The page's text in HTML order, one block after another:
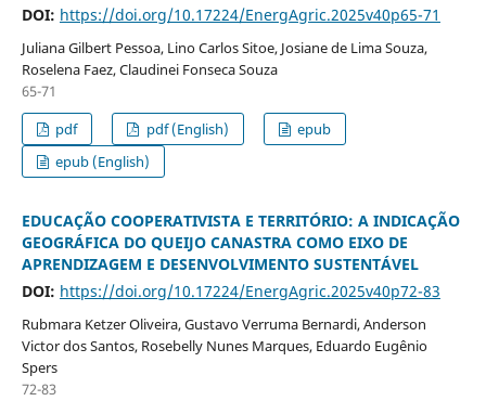
DOI: https://doi.org/10.17224/EnergAgric.2025v40p65-71
Juliana Gilbert Pessoa, Lino Carlos Sitoe, Josiane de Lima Souza,
Roselena Faez, Claudinei Fonseca Souza
65-71
pdf
pdf (English)
epub
epub (English)
EDUCAÇÃO COOPERATIVISTA E TERRITÓRIO: A INDICAÇÃO
GEOGRÁFICA DO QUEIJO CANASTRA COMO EIXO DE
APRENDIZAGEM E DESENVOLVIMENTO SUSTENTÁVEL
DOI: https://doi.org/10.17224/EnergAgric.2025v40p72-83
Rubmara Ketzer Oliveira, Gustavo Verruma Bernardi, Anderson
Victor dos Santos, Rosebelly Nunes Marques, Eduardo Eugênio
Spers
72-83